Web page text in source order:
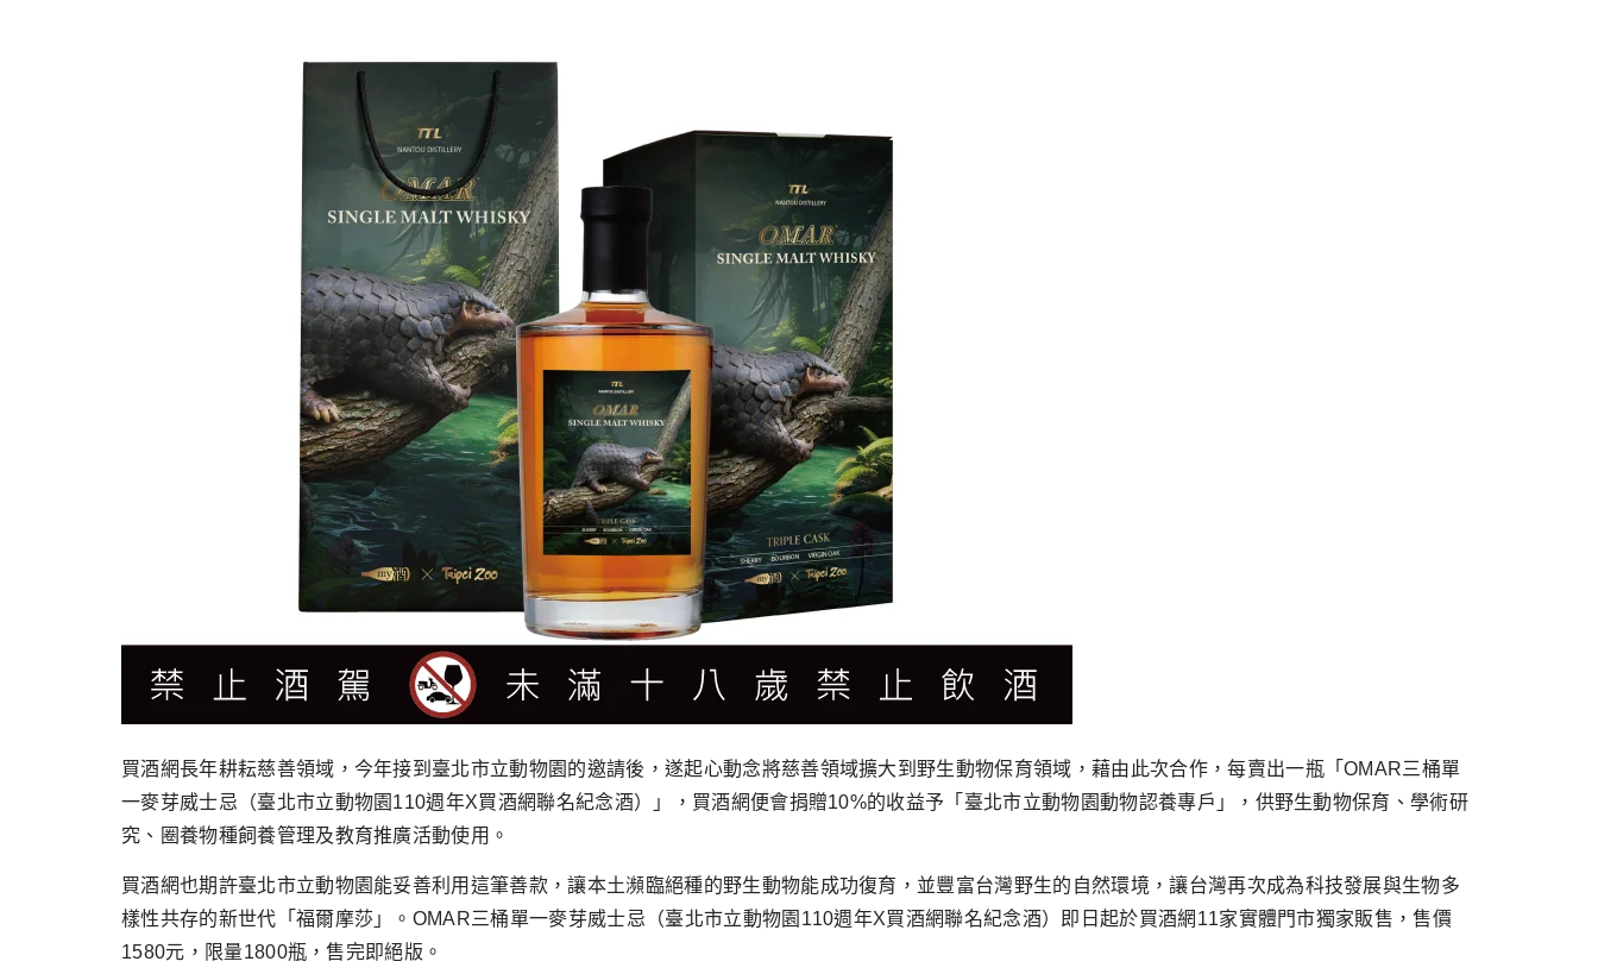
買酒網長年耕耘慈善領域，今年接到臺北市立動物園的邀請後，遂起心動念將慈善領域擴大到野生動物保育領域，藉由此次合作，每賣出一瓶「OMAR三桶單
一麥芽威士忌（臺北市立動物園110週年X買酒網聯名紀念酒）」，買酒網便會捐贈10%的收益予「臺北市立動物園動物認養專戶」，供野生動物保育、學術研
究、圈養物種飼養管理及教育推廣活動使用。
買酒網也期許臺北市立動物園能妥善利用這筆善款，讓本土瀕臨絕種的野生動物能成功復育，並豐富台灣野生的自然環境，讓台灣再次成為科技發展與生物多
樣性共存的新世代「福爾摩莎」。OMAR三桶單一麥芽威士忌（臺北市立動物園110週年X買酒網聯名紀念酒）即日起於買酒網11家實體門市獨家販售，售價
1580元，限量1800瓶，售完即絕版。